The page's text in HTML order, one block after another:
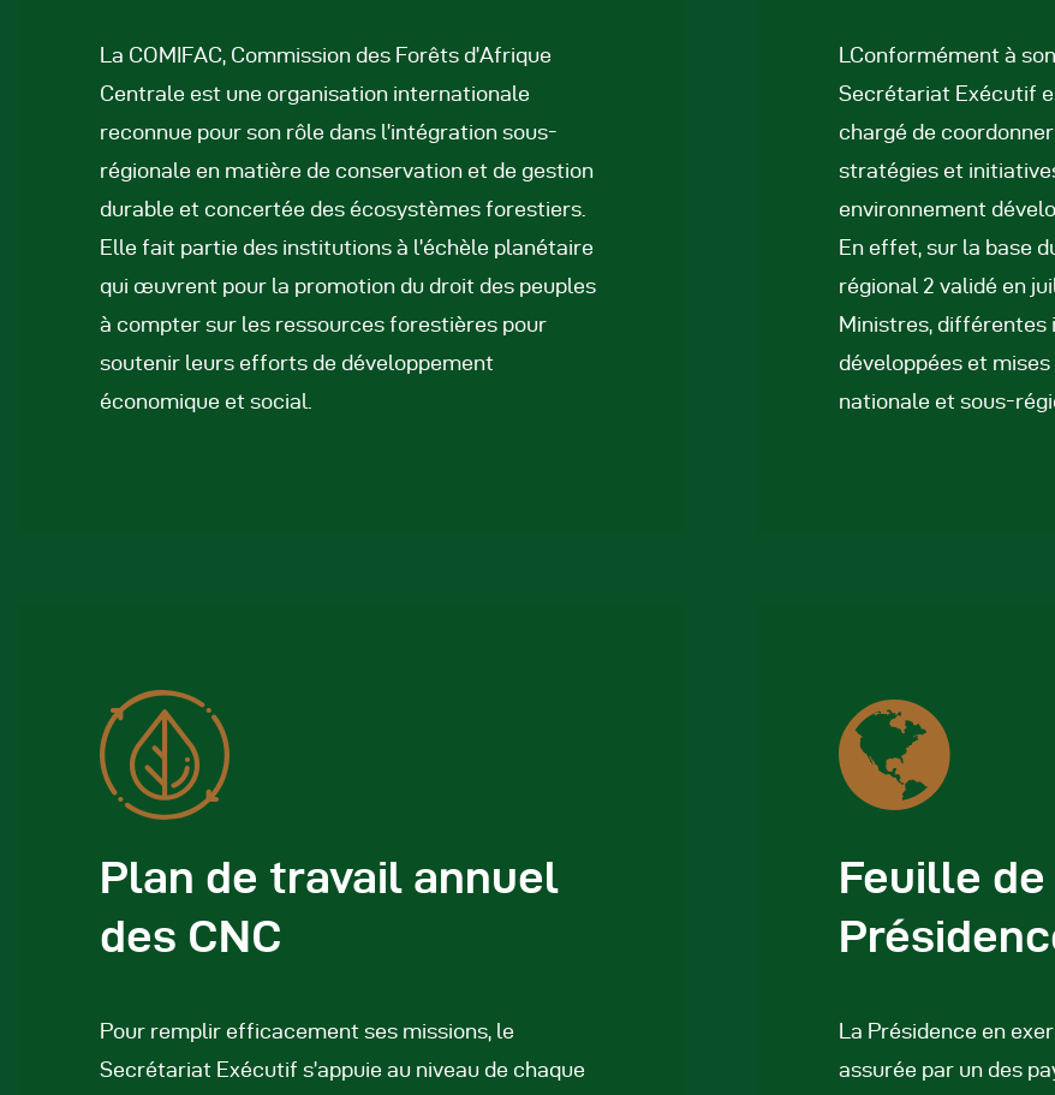
Rapports
Publications
COMIFAC Newsletter
Réunions Réseaux
CEFDHAC
Autres Publications
La COMIFAC, Commission des Forêts d’Afrique
Centrale est une organisation internationale
reconnue pour son rôle dans l’intégration sous-
régionale en matière de conservation et de gestion
durable et concertée des écosystèmes forestiers.
Elle fait partie des institutions à l’échèle planétaire
qui œuvrent pour la promotion du droit des peuples
à compter sur les ressources forestières pour
soutenir leurs efforts de développement
économique et social.
LConformément à
Secrétariat Exécutif
chargé de
stratégies et
environnement
En effet, sur la base
régional 2 validé en
Ministres,
développées et
nationale et sous-
Plan de travail annuel
des CNC
Pour remplir efficacement ses missions, le
Secrétariat Exécutif s’appuie au niveau de chaque
Feuille
La Présidence en
assurée par un des